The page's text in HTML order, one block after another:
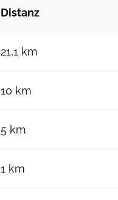
Distanz
21,1 km
10 km
5 km
1 km